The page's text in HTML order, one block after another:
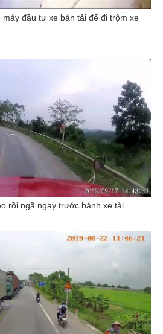
đầu tư xe bán tải để đi trộm xe
rồi ngã ngay trước bánh xe tải